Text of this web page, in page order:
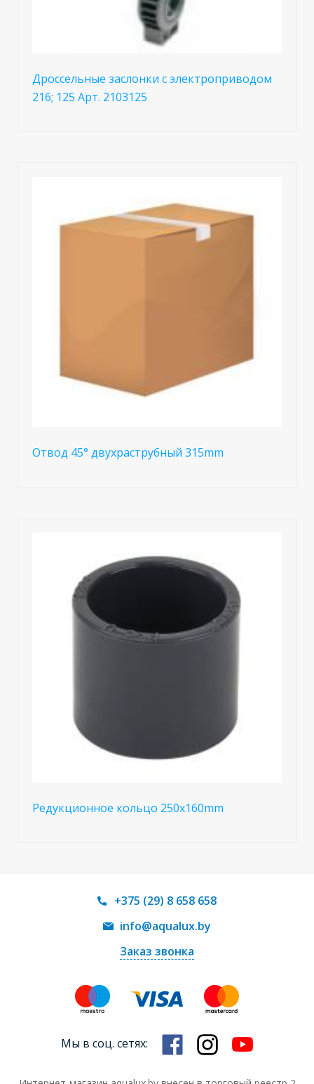
Дроссельные заслонки с электроприводом
216; 125 Арт. 2103125
Отвод 45° двухраструбный 315mm
Редукционное кольцо 250х160mm
+375 (29) 8 658 658
info@aqualux.by
Заказ звонка
Мы в соц. сетях: